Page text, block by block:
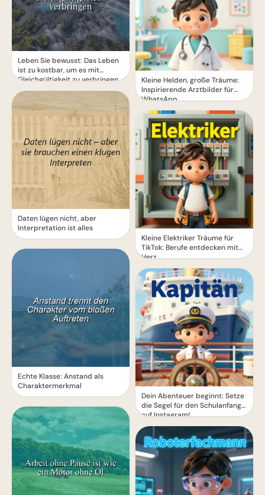
Leben Sie bewusst: Das Leben
ist zu kostbar, um es mit
Gleichgültigkeit zu verbringen
Daten lügen nicht, aber
Interpretation ist alles
Echte Klasse: Anstand als
Charaktermerkmal
Kleine Helden, große Träume:
Inspirierende Arztbilder für
WhatsApp.
Kleine Elektriker Träume für
TikTok: Berufe entdecken mit
Herz
Dein Abenteuer beginnt: Setze
die Segel für den Schulanfang
auf Instagram!